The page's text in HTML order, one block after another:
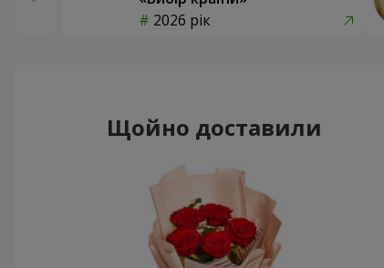
2026 рік
Щойно доставили